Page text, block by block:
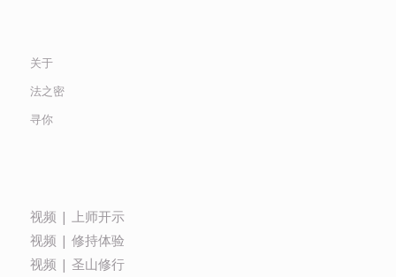
关于
法之密
寻你
视频 | 上师开示
视频 | 修持体验
视频 | 圣山修行